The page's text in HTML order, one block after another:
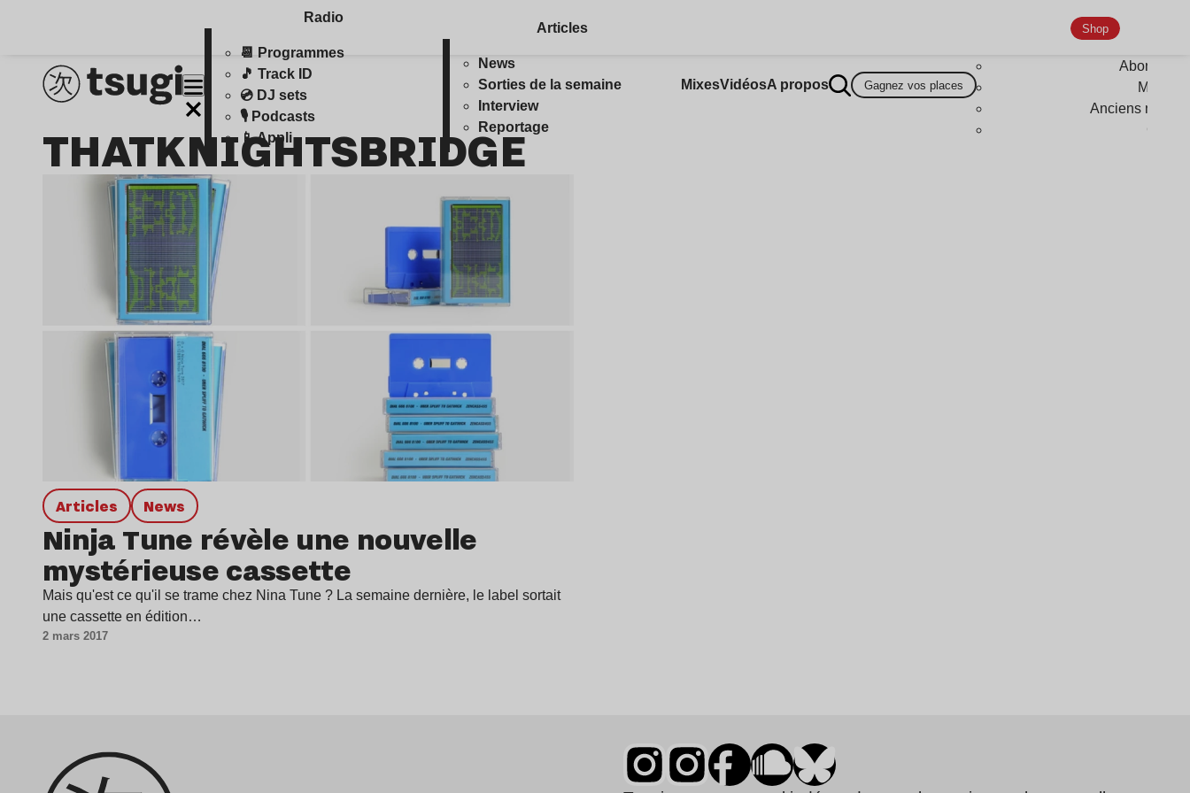
Radio
📆 Programmes
🎵 Track ID
💿 DJ sets
🎙️ Podcasts
📱 Appli
Articles
News
Sorties de la semaine
Interview
Reportage
MixesVidéosA propos Gagnez vos places
Shop
Anciens
THATKNIGHTSBRIDGE
Articles news
Ninja Tune révèle une nouvelle
mystérieuse cassette
Mais qu'est ce qu'il se trame chez Nina Tune ? La semaine dernière, le label sortait
une cassette en édition…
2 mars 2017